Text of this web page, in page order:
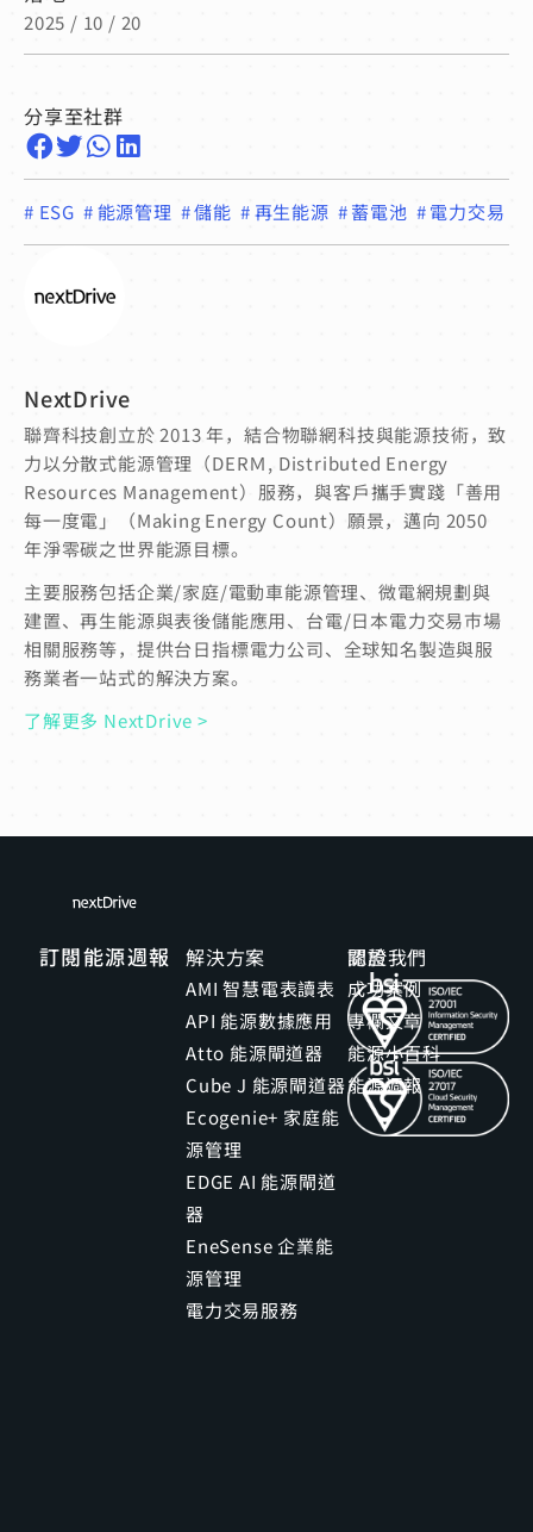
2025 / 10 / 20
分享至社群
# ESG #能源管理 #儲能 #再生能源 #蓄電池 #電力交易
NextDrive
聯齊科技創立於 2013 年，結合物聯網科技與能源技術，致
力以分散式能源管理（DERＭ, Distributed Energy
Resources Management）服務，與客戶攜手實踐「善用
每一度電」（Making Energy Count）願景，邁向 2050
年淨零碳之世界能源目標。
主要服務包括企業/家庭/電動車能源管理、微電網規劃與
建置、再生能源與表後儲能應用、台電/日本電力交易市場
相關服務等，提供台日指標電力公司、全球知名製造與服
務業者一站式的解決方案。
了解更多 NextDrive >
訂閱能源週報 解決方案
AMI 智慧電表讀表
API 能源數據應用
Atto 能源閘道器
Cube J 能源閘道器
Ecogenie+ 家庭能
源管理
EDGE AI 能源閘道
器
EneSense 企業能
源管理
電力交易服務
關於我們
成功案例
專欄文章
能源小百科
能源週報
認證